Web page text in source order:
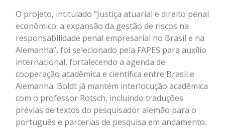
O projeto, intitulado “Justiça atuarial e direito penal
econômico: a expansão da gestão de riscos na
responsabilidade penal empresarial no Brasil e na
Alemanha”, foi selecionado pela FAPES para auxílio
internacional, fortalecendo a agenda de
cooperação acadêmica e científica entre Brasil e
Alemanha. Boldt já mantém interlocução acadêmica
com o professor Rotsch, incluindo traduções
prévias de textos do pesquisador alemão para o
português e parcerias de pesquisa em andamento.